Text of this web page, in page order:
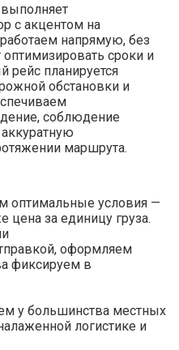
с акцентом на
напрямую, без
сроки и
рейс планируется
обстановки и
соблюдение
маршрута.
оптимальные условия —
за единицу груза.
оформляем
фиксируем в
у большинства местных
логистике и